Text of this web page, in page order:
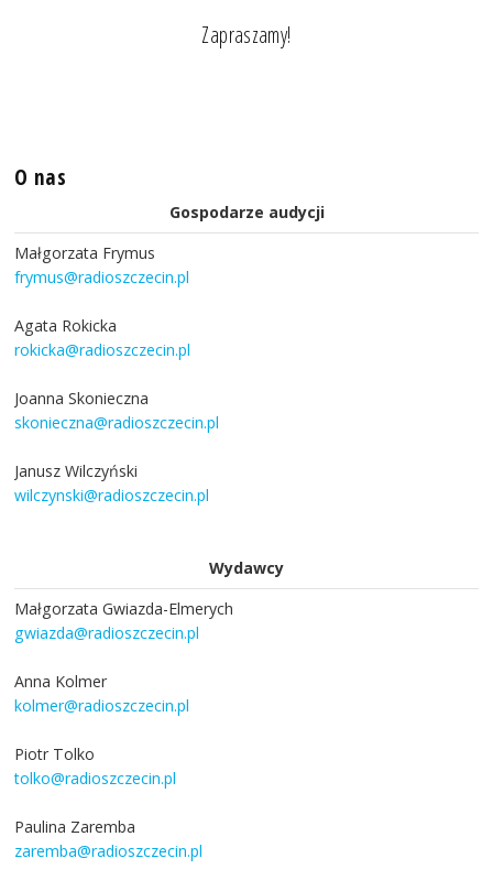
Zapraszamy!
O nas
Gospodarze audycji
Małgorzata Frymus
frymus@radioszczecin.pl
Agata Rokicka
rokicka@radioszczecin.pl
Joanna Skonieczna
skonieczna@radioszczecin.pl
Janusz Wilczyński
wilczynski@radioszczecin.pl
Wydawcy
Małgorzata Gwiazda-Elmerych
gwiazda@radioszczecin.pl
Anna Kolmer
kolmer@radioszczecin.pl
Piotr Tolko
tolko@radioszczecin.pl
Paulina Zaremba
zaremba@radioszczecin.pl